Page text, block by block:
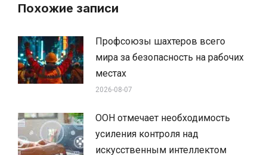
Похожие записи
Профсоюзы шахтеров всего
мира за безопасность на рабочих
местах
2026-08-07
ООН отмечает необходимость
усиления контроля над
искусственным интеллектом